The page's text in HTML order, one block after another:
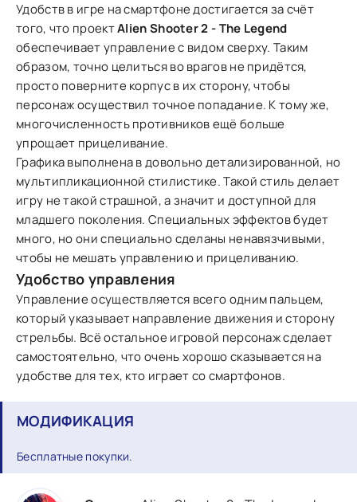
Удобств в игре на смартфоне достигается за счёт
того, что проектAlien Shooter 2 - The Legend
обеспечивает управление с видом сверху. Таким
образом, точно целиться во врагов не придётся,
просто поверните корпус в их сторону, чтобы
персонаж осуществил точное попадание. К тому же,
многочисленность противников ещё больше
упрощает прицеливание.
Графика выполнена в довольно детализированной, но
мультипликационной стилистике. Такой стиль делает
игру не такой страшной, а значит и доступной для
младшего поколения. Специальных эффектов будет
много, но они специально сделаны ненавязчивыми,
чтобы не мешать управлению и прицеливанию.
Удобство управления
Управление осуществляется всего одним пальцем,
который указывает направление движения и сторону
стрельбы. Всё остальное игровой персонаж сделает
самостоятельно, что очень хорошо сказывается на
удобстве для тех, кто играет со смартфонов.
МОДИФИКАЦИЯ
Бесплатные покупки.